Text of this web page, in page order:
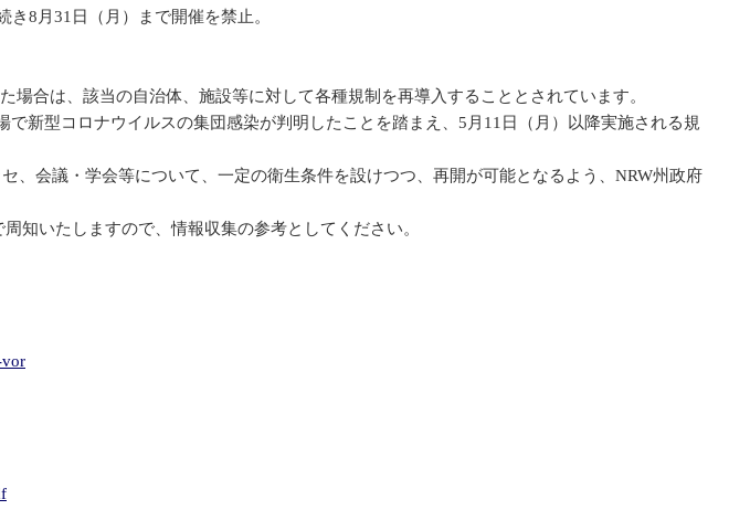
8月31日（月）まで開催を禁止。
合は、該当の自治体、施設等に対して各種規制を再導入することとされています。
新型コロナウイルスの集団感染が判明したことを踏まえ、5月11日（月）以降実施される規
会議・学会等について、一定の衛生条件を設けつつ、再開が可能となるよう、NRW州政府
知いたしますので、情報収集の参考としてください。
vor